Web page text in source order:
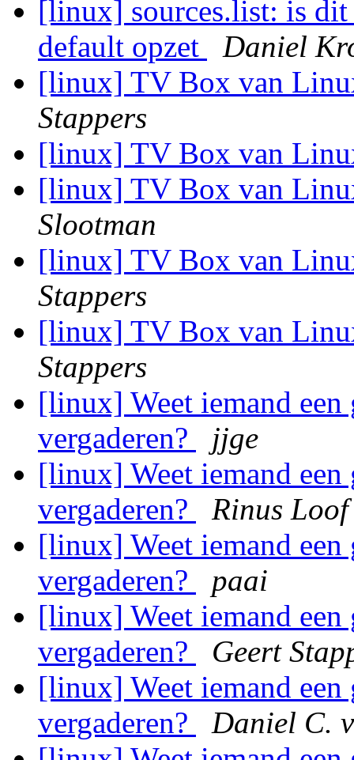
[linux] sources.list: is dit
default opzet
Daniel
[linux] TV Box van
Stappers
[linux] TV Box van
[linux] TV Box van
Slootman
[linux] TV Box van
Stappers
[linux] TV Box van
Stappers
[linux] Weet iemand
vergaderen?
jjge
[linux] Weet iemand
vergaderen?
Rinus Loof
[linux] Weet iemand
vergaderen?
paai
[linux] Weet iemand
vergaderen?
Geert
[linux] Weet iemand
vergaderen?
Daniel C.